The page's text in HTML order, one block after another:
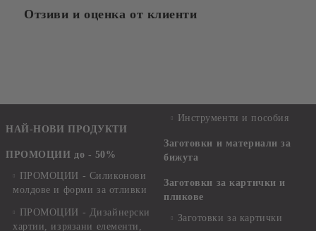
Отзиви и оценка от клиенти
НАЙ-НОВИ ПРОДУКТИ
ПРОМОЦИИ до - 50%
ПРОМОЦИИ - Силиконови
молдове и форми за отливки
ПРОМОЦИИ - Дизайнерски
хартии, изрязани елементи,
Инструменти и пособия
Заготовки и материали за
бижута
Заготовки за картички и
пликове
Заготовки за картички